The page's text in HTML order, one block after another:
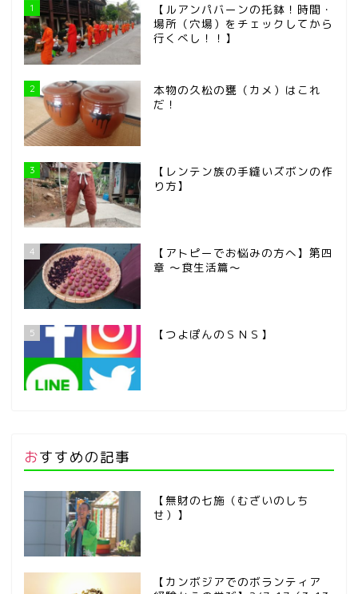
1
【ルアンパバーンの托鉢！時間・
場所（穴場）をチェックしてから
行くべし！！】
2
本物の久松の甕（カメ）はこれ
だ！
3
【レンテン族の手縫いズボンの作
り方】
4
【アトピーでお悩みの方へ】第四
章 ～食生活篇～
5 【つよぽんのＳＮＳ】
おすすめの記事
【無財の七施（むざいのしち
せ）】
【カンボジアでのボランティア